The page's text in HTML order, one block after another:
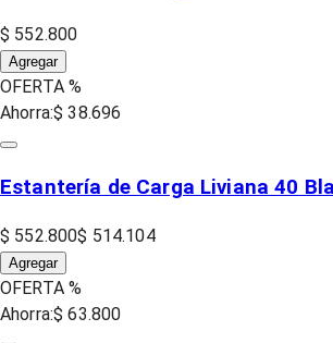
$ 552.800
Agregar
OFERTA %
Ahorra:$ 38.696
Estantería de Carga Liviana 40
$ 552.800$ 514.104
Agregar
OFERTA %
Ahorra:$ 63.800